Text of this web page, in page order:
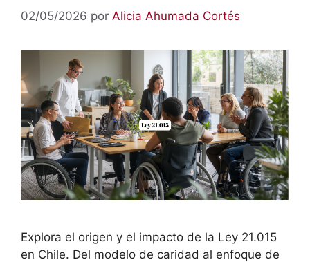
02/05/2026 por Alicia Ahumada Cortés
Explora el origen y el impacto de la Ley 21.015
en Chile. Del modelo de caridad al enfoque de